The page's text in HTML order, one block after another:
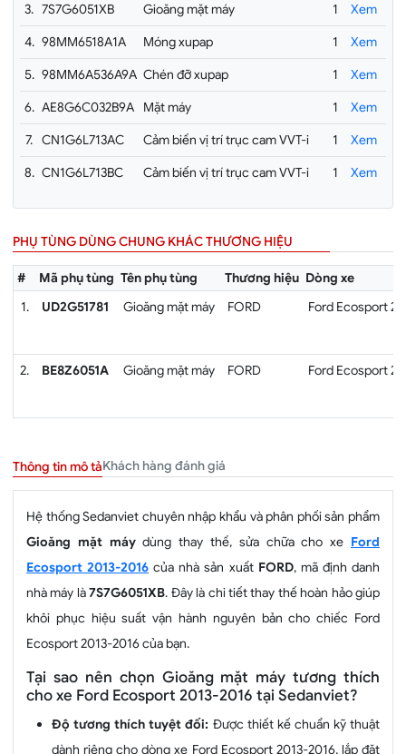
3. 7S7G6051XB Gioăng mặt máy 1
Xem
4. 98MM6518A1A Móng xupap 1
Xem
5. 98MM6A536A9A Chén đỡ xupap 1
Xem
6. AE8G6C032B9A Mặt máy 1
Xem
7. CN1G6L713AC Cảm biến vị trí trục cam VVT-i 1
Xem
8. CN1G6L713BC Cảm biến vị trí trục cam VVT-i 1 Xem
PHỤ TÙNG DÙNG CHUNG KHÁC THƯƠNG HIỆU
# Mã phụ tùng Tên phụ tùng Thương hiệu Dòng xe
1.
UD2G51781 Gioăng mặt máy FORD Ford Ecosport
2. BE8Z6051A Gioăng mặt máy FORD Ford Ecosport
Thông tin mô tảKhách hàng đánh giá
Hệ thống Sedanviet chuyên nhập khẩu và phân phối sản phẩm
Gioăng mặt máydùng thay thế, sửa chữa cho xe Ford
Ecosport 2013-2016 của nhà sản xuất FORD, mã định danh
nhà máy là7S7G6051XB. Đây là chi tiết thay thế hoàn hảo giúp
khôi phục hiệu suất vận hành nguyên bản cho chiếc Ford
Ecosport 2013-2016 của bạn.
Tại sao nên chọn Gioăng mặt máy tương thích
cho xe Ford Ecosport 2013-2016 tại Sedanviet?
Độ tương thích tuyệt đối: Được thiết kế chuẩn kỹ thuật
dành riêng cho dòng xe Ford Ecosport 2013-2016, lắp đặt